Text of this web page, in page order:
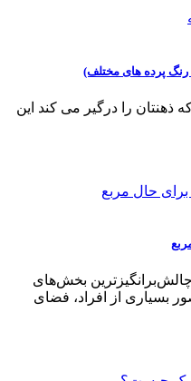
پرده های مختلف)
ذهنتان را درگیر می کند این
بخش‌های
بسیاری از افراد، فضای